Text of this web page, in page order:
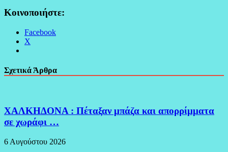
Κοινοποιήστε:
Facebook
X
Σχετικά Άρθρα
ΧΑΛΚΗΔΟΝΑ : Πέταξαν μπάζα και απορρίμματα
σε χωράφι …
6 Αυγούστου 2026